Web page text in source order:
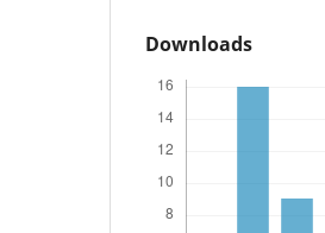
Downloads